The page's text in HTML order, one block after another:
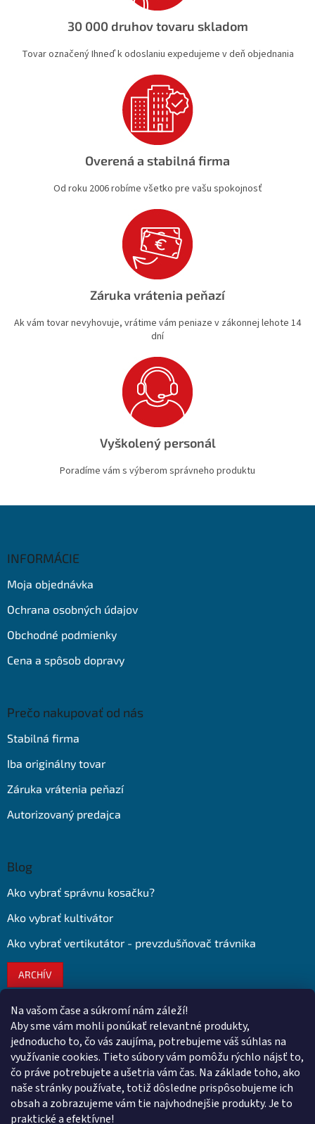
Na vašom čase a súkromí nám záleží!
Aby sme vám mohli ponúkať relevantné produkty,
jednoducho to, čo vás zaujíma, potrebujeme váš súhlas na
využívanie cookies. Tieto súbory vám pomôžu rýchlo nájsť to,
čo práve potrebujete a ušetria vám čas. Na základe toho, ako
naše stránky používate, totiž dôsledne prispôsobujeme ich
obsah a zobrazujeme vám tie najvhodnejšie produkty. Je to
praktické a efektívne!
ý
i
s
u
30 000 druhov tovaru skladom
Tovar označený Ihneď k odoslaniu expedujeme v deň objednania
Overená a stabilná firma
Od roku 2006 robíme všetko pre vašu spokojnosť
Záruka vrátenia peňazí
Ak vám tovar nevyhovuje, vrátime vám peniaze v zákonnej lehote 14
dní
Vyškolený personál
Poradíme vám s výberom správneho produktu
INFORMÁCIE
Moja objednávka
Ochrana osobných údajov
Obchodné podmienky
Cena a spôsob dopravy
Prečo nakupovať od nás
Stabilná firma
Iba originálny tovar
Záruka vrátenia peňazí
Autorizovaný predajca
Blog
Ako vybrať správnu kosačku?
Ako vybrať kultivátor
Ako vybrať vertikutátor - prevzdušňovač trávnika
ARCHÍV
Kontakt
obchod@ euroshopy.sk
0911 931 019
0911 931 019
Facebook Euroshopy